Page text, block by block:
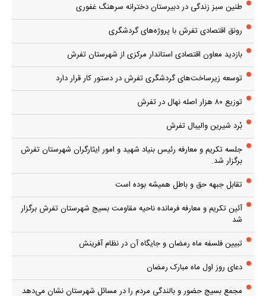
طنین سبز زندگی در دبیرستان دخترانه سرهنگ غفوری
رونق اقتصادی تفرش با پروژه‌های گردشگری
بازدید معاون اقتصادی استاندار مرکزی از شهرستان تفرش
توسعه زیرساخت‌های گردشگری تفرش در دستور کار قرار دارد
توزیع ۸۰ هزار اصله نهال در تفرش
بُرد شیرین والیبال تفرش
جلسه تکریم و معارفه رئیس بنیاد شهید و امور ایثارگران شهرستان تفرش
برگزار شد.
تقابل جبهه حق و باطل همیشه بوده است
آئین تکریم و معارفه فرمانده ناحیه مقاومت بسیج شهرستان تفرش برگزار
شد
تبیین فلسفه ماه رمضان و جایگاه آن در نظام آفرینش
دعای روز اول ماه مبارک رمضان
مجمع بسیج حضور و بالندگی مردم را در مسائل شهرستان نشان می‌دهد